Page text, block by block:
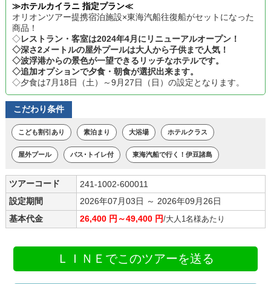
≫ホテルカイラニ 指定プラン≪
オリオンツアー提携宿泊施設×東海汽船往復船がセットになった
商品！
◇レストラン・客室は2024年4月にリニューアルオープン！
◇深さ2メートルの屋外プールは大人から子供まで人気！
◇波浮港からの景色が一望できるリッチなホテルです。
◇追加オプションで夕食・朝食が選択出来ます。
◇夕食は7月18日（土）～9月27日（日）の設定となります。
こだわり条件
こども割引あり 素泊まり 大浴場 ホテルクラス
屋外プール バス･トイレ付 東海汽船で行く！伊豆諸島
ツアーコード
241-1002-600011
設定期間
2026年07月03日 ～ 2026年09月26日
基本代金
26,400 円～49,400 円/大人1名様あたり
ＬＩＮＥでこのツアーを送る